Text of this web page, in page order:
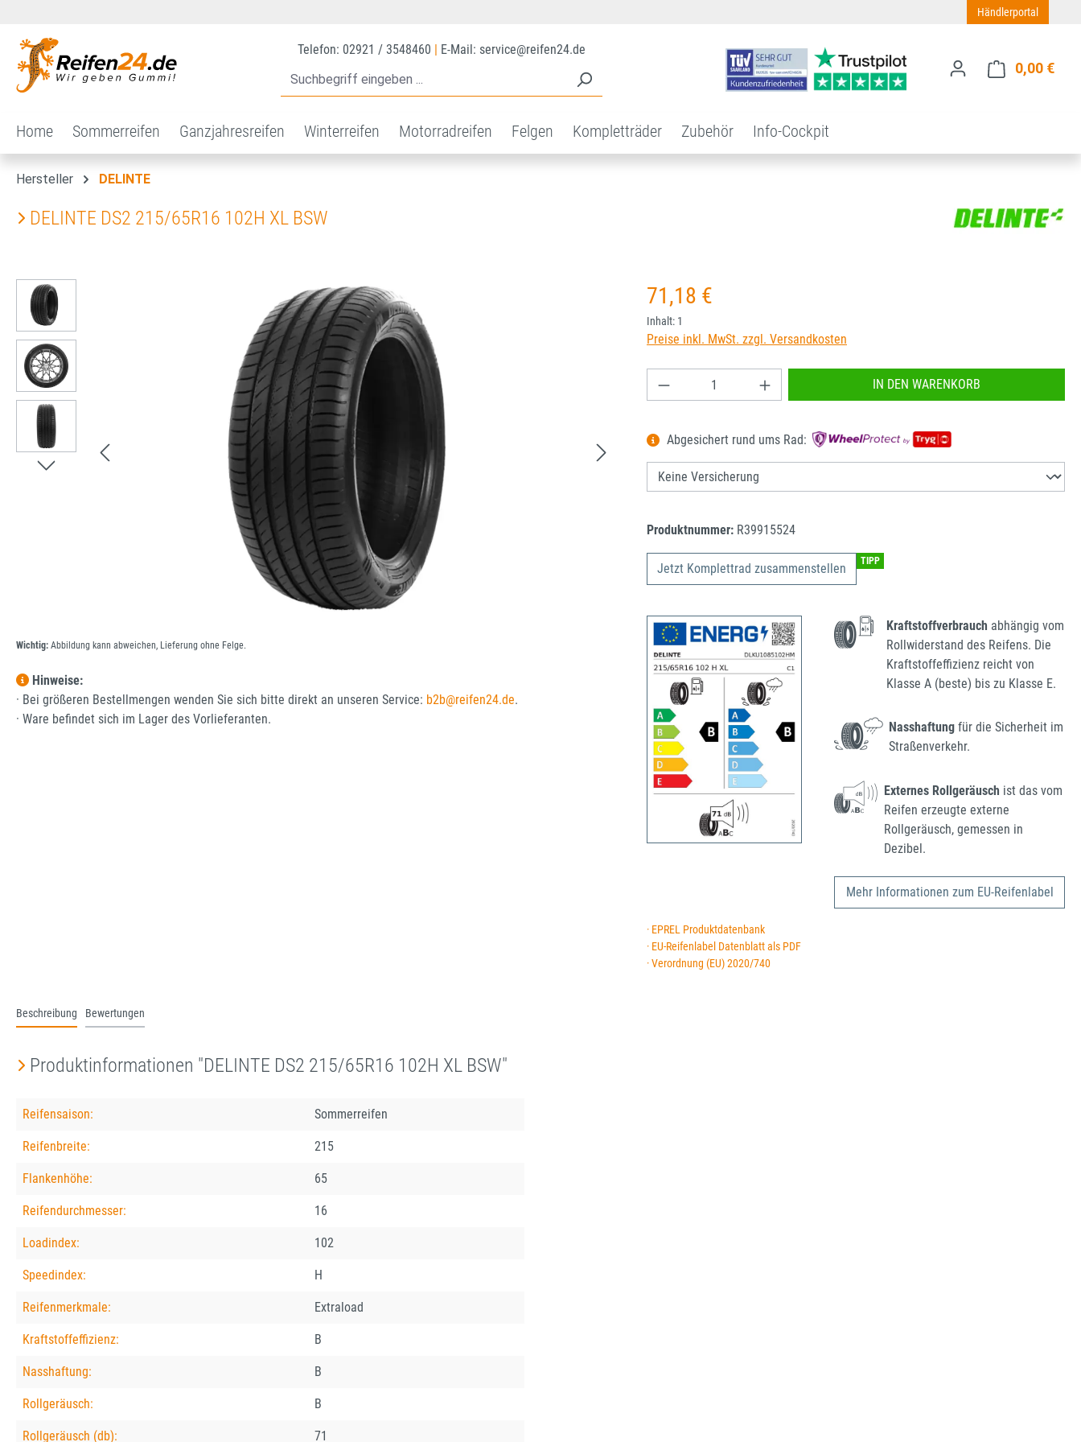
Händlerportal
Telefon: 02921 / 3548460 E-Mail: service@reifen24.de
0,00 €
Home Sommerreifen Ganzjahresreifen Winterreifen Motorradreifen Felgen Kompletträder Zubehör Info-Cockpit
Hersteller DELINTE
DELINTE DS2 215/65R16 102H XL BSW
Bildergalerie überspringen
Wichtig: Abbildung kann abweichen, Lieferung ohne Felge.
Hinweise:
· Bei größeren Bestellmengen wenden Sie sich bitte direkt an unseren Service: b2b@reifen24.de.
· Ware befindet sich im Lager des Vorlieferanten.
Regulärer Preis:
71,18 €
Inhalt: 1
Preise inkl. MwSt. zzgl. Versandkosten
Produkt Anzahl: Gib den gewünschten Wert ein oder
IN DEN WARENKORB
Abgesichert rund ums Rad:
Produktnummer: R39915524
Jetzt Komplettrad zusammenstellen TIPP
Kraftstoffverbrauch abhängig vom
Rollwiderstand des Reifens. Die
Kraftstoffeffizienz reicht von
Klasse A (beste) bis zu Klasse E.
Nasshaftung für die Sicherheit im
Straßenverkehr.
Externes Rollgeräusch ist das vom
Reifen erzeugte externe
Rollgeräusch, gemessen in
Dezibel.
Mehr Informationen zum EU-Reifenlabel
· EPREL Produktdatenbank
· EU-Reifenlabel Datenblatt als PDF
· Verordnung (EU) 2020/740
Beschreibung Bewertungen
Produktinformationen "DELINTE DS2 215/65R16 102H XL BSW"
Reifensaison: Sommerreifen
Reifenbreite: 215
Flankenhöhe: 65
Reifendurchmesser: 16
Loadindex: 102
Speedindex: H
Reifenmerkmale: Extraload
Kraftstoffeffizienz: B
Nasshaftung: B
Rollgeräusch: B
Rollgeräusch (db): 71